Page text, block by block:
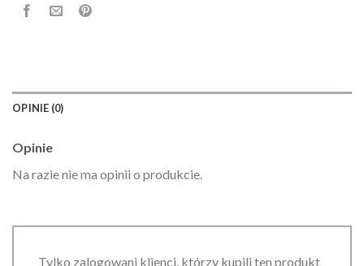
OPINIE (0)
Opinie
Na razie nie ma opinii o produkcie.
Tylko zalogowani klienci, którzy kupili ten produkt